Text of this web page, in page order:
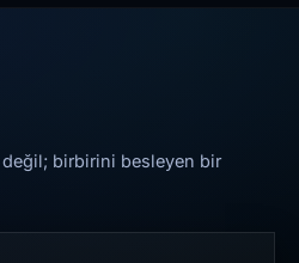
birbirini besleyen bir